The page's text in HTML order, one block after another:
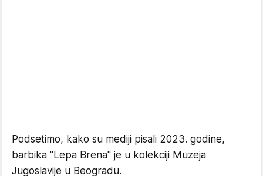
Podsetimo, kako su mediji pisali 2023. godine,
barbika "Lepa Brena" je u kolekciji Muzeja
Jugoslavije u Beogradu.